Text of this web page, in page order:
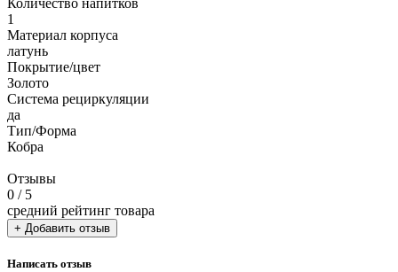
1
Материал корпуса
латунь
Покрытие/цвет
Золото
Система рециркуляции
да
Тип/Форма
Кобра
Отзывы
0 / 5
средний рейтинг товара
+ Добавить отзыв
Написать отзыв